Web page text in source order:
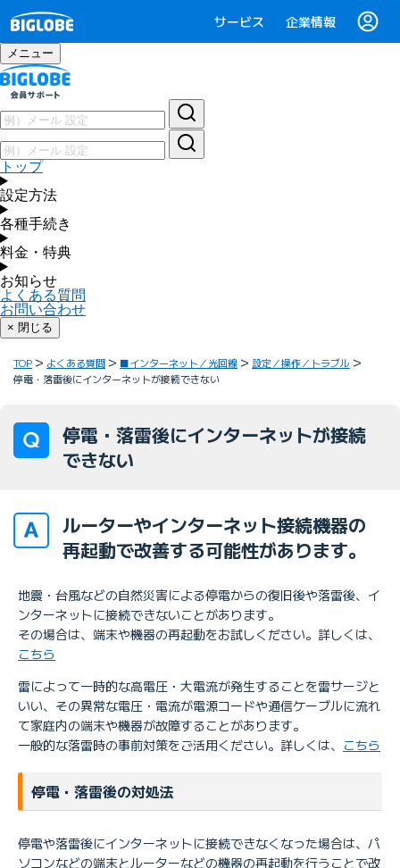
サービス 企業情報
メニュー
トップ
設定方法
各種手続き
料金・特典
お知らせ
よくある質問
お問い合わせ
× 閉じる
TOP よくある質問 ■インターネット／光回線
設定／操作／トラブル
停電・落雷後にインターネットが接続できない
停電・落雷後にインターネットが接続
できない
ルーターやインターネット接続機器の
再起動で改善する可能性があります。
地震・台風などの自然災害による停電からの復旧後や落雷後、イ
ンターネットに接続できないことがあります。
その場合は、端末や機器の再起動をお試しください。詳しくは、
こちら
雷によって一時的な高電圧・大電流が発生することを雷サージと
いい、その異常な電圧・電流が電源コードや通信ケーブルに流れ
て家庭内の端末や機器が故障することがあります。
一般的な落雷時の事前対策をご活用ください。詳しくは、 こちら
停電・落雷後の対処法
停電や落雷後にインターネットに接続できなくなった場合は、パ
ソコンなどの端末とルーターなどの機器の再起動を行うことで改